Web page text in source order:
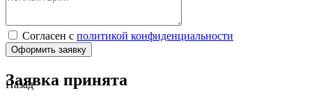
Согласен с политикой конфиденциальности
Оформить заявку
Заявка принята
Назад